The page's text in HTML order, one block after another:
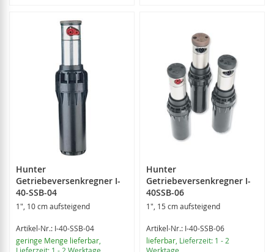
Hunter
Getriebeversenkregner I-
40-SSB-04
1", 10 cm aufsteigend
Artikel-Nr.: I-40-SSB-04
geringe Menge lieferbar
Hunter
Getriebeversenkregner I-
40SSB-06
1", 15 cm aufsteigend
Artikel-Nr.: I-40-SSB-06
lieferbar , Lieferzeit: 1 - 2